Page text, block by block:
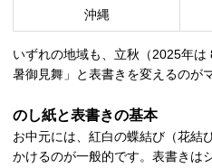
沖縄
いずれの地域も、立秋（2025年
暑御見舞」と表書きを変えるのが
のし紙と表書きの基本
お中元には、紅白の蝶結び（花結
かけるのが一般的です。表書きは